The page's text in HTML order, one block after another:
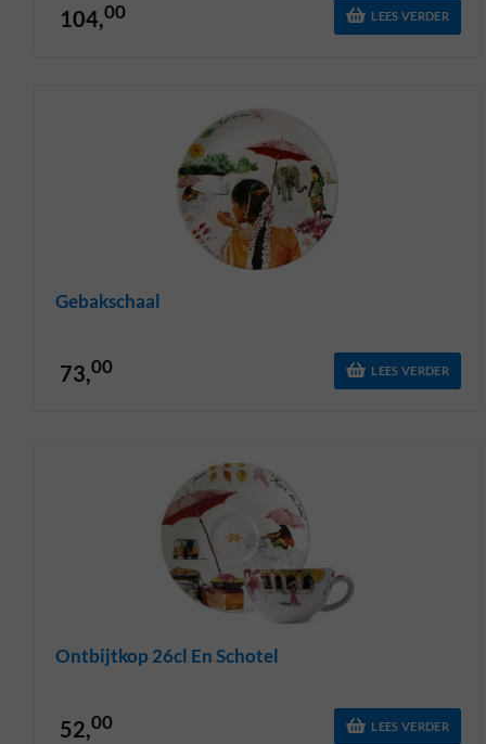
104,00 LEES VERDER
Gebakschaal
73,00 LEES VERDER
Ontbijtkop 26cl En Schotel
52,00 LEES VERDER